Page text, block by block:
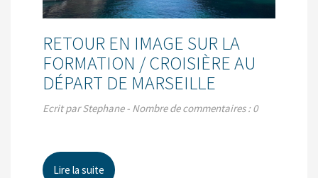
RETOUR EN IMAGE SUR LA
FORMATION / CROISIÈRE AU
DÉPART DE MARSEILLE
Ecrit par Stephane - Nombre de commentaires : 0
Lire la suite